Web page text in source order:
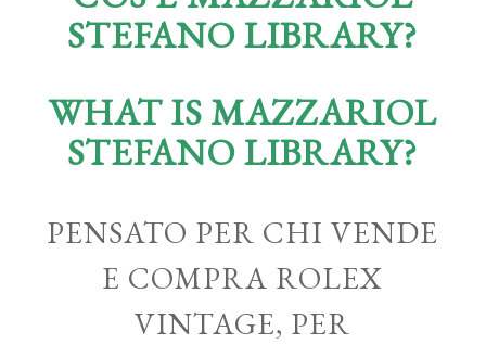
STEFANO LIBRARY?
WHAT IS MAZZARIOL
STEFANO LIBRARY?
PENSATO PER CHI VENDE
E COMPRA ROLEX
VINTAGE, PER